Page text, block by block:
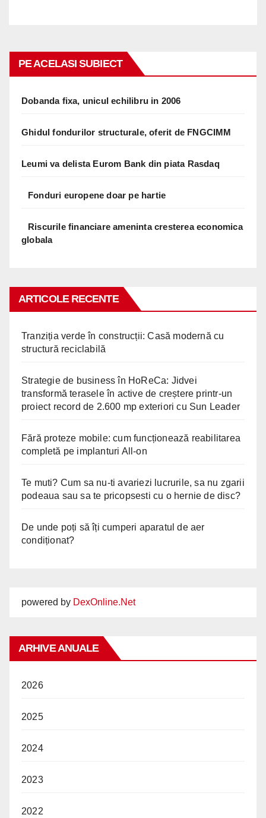
PE ACELASI SUBIECT
Dobanda fixa, unicul echilibru in 2006
Ghidul fondurilor structurale, oferit de FNGCIMM
Leumi va delista Eurom Bank din piata Rasdaq
Fonduri europene doar pe hartie
Riscurile financiare ameninta cresterea economica
globala
ARTICOLE RECENTE
Tranziția verde în construcții: Casă modernă cu
structură reciclabilă
Strategie de business în HoReCa: Jidvei
transformă terasele în active de creștere printr-un
proiect record de 2.600 mp exteriori cu Sun Leader
Fără proteze mobile: cum funcționează reabilitarea
completă pe implanturi All-on
Te muti? Cum sa nu-ti avariezi lucrurile, sa nu zgarii
podeaua sau sa te pricopsesti cu o hernie de disc?
De unde poți să îți cumperi aparatul de aer
condiționat?
powered by DexOnline.Net
ARHIVE ANUALE
2026
2025
2024
2023
2022